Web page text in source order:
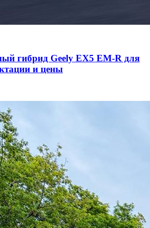
гибрид Geely EX5 EM-R для
и цены